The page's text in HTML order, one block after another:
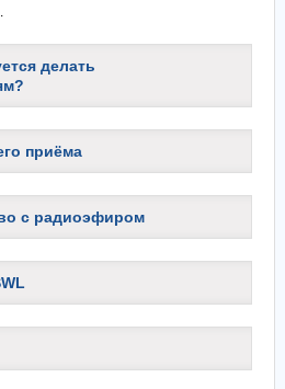
делать
приёма
с радиоэфиром